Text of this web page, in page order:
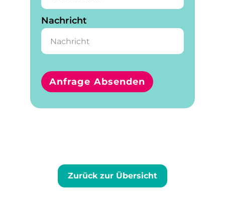
Nachricht
Anfrage Absenden
Zurück zur Übersicht